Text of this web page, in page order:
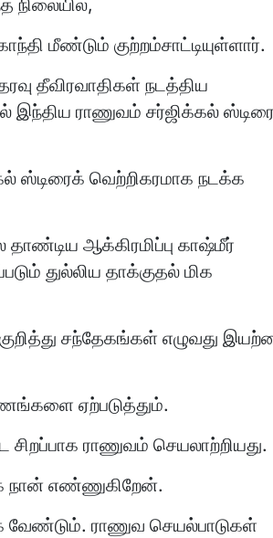
நிலையில்,
மீண்டும் குற்றம்சாட்டியுள்ளார்.
தீவிரவாதிகள் நடத்திய
இந்திய ராணுவம் சர்ஜிக்கல்
ஸ்டிரைக் வெற்றிகரமாக நடக்க
தாண்டிய ஆக்கிரமிப்பு காஷ்மீர்
துல்லிய தாக்குதல் மிக
சந்தேகங்கள் எழுவது
ஏற்படுத்தும்.
ராணுவம் செயலாற்றியது.
நான் எண்ணுகிறேன்.
வேண்டும். ராணுவ செயல்பாடுகள்